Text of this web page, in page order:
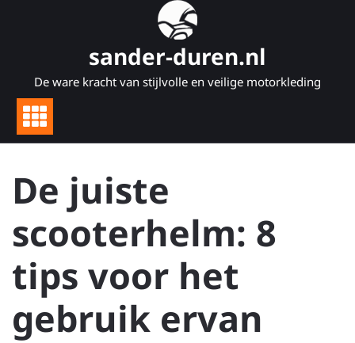
sander-duren.nl
De ware kracht van stijlvolle en veilige motorkleding
De juiste
scooterhelm: 8
tips voor het
gebruik ervan